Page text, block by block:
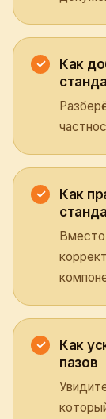
Как
Как
Вместо
Как
пазов